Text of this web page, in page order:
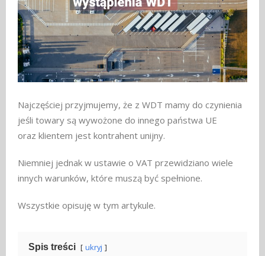
Najczęściej przyjmujemy, że z WDT mamy do czynienia
jeśli towary są wywożone do innego państwa UE
oraz klientem jest kontrahent unijny.
Niemniej jednak w ustawie o VAT przewidziano wiele
innych warunków, które muszą być spełnione.
Wszystkie opisuję w tym artykule.
Spis treści ukryj